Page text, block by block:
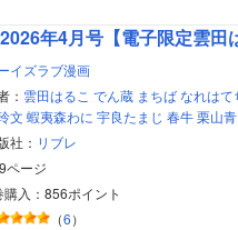
年4月号【電子限定雲田
イズラブ漫画
： 雲田はるこ でん蔵 まちば なれはて
文 蝦夷森わに 宇良たまじ 春牛 栗山青
社： リブレ
ページ
購入：856ポイント
（6）